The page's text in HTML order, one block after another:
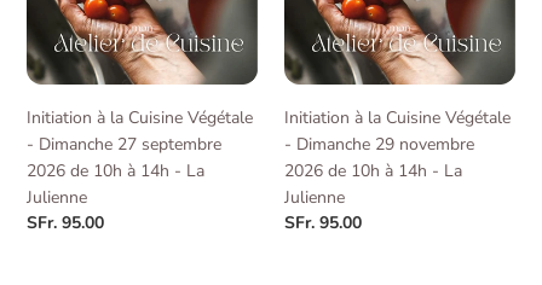
22h
-
Terre
Cuisine
Végétale
-
27
septembre
2026
de
10h
Initiation à la Cuisine Végétale
- Dimanche 27 septembre
2026 de 10h à 14h - La
Julienne
Regular
SFr. 95.00
Cuisine
Végétale
-
29
novembre
2026
de
10h
Initiation à la Cuisine Végétale
- Dimanche 29 novembre
2026 de 10h à 14h - La
Julienne
Regular
SFr. 95.00